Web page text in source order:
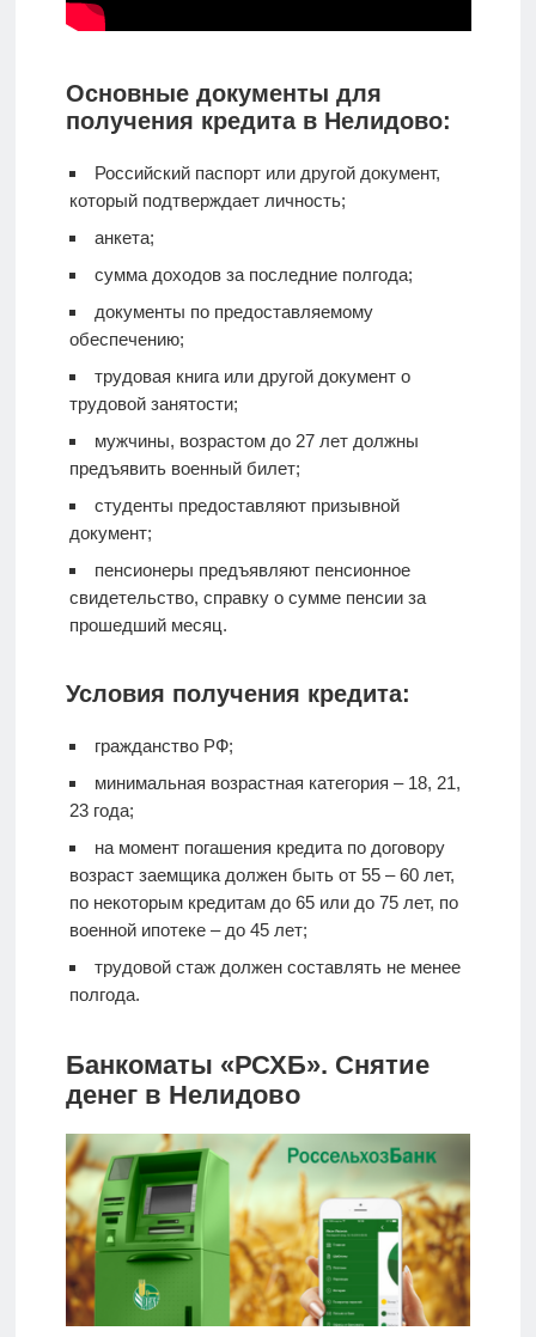
Основные документы для
получения кредита в Нелидово:
Российский паспорт или другой документ,
который подтверждает личность;
анкета;
сумма доходов за последние полгода;
документы по предоставляемому
обеспечению;
трудовая книга или другой документ о
трудовой занятости;
мужчины, возрастом до 27 лет должны
предъявить военный билет;
студенты предоставляют призывной
документ;
пенсионеры предъявляют пенсионное
свидетельство, справку о сумме пенсии за
прошедший месяц.
Условия получения кредита:
гражданство РФ;
минимальная возрастная категория – 18, 21,
23 года;
на момент погашения кредита по договору
возраст заемщика должен быть от 55 – 60 лет,
по некоторым кредитам до 65 или до 75 лет, по
военной ипотеке – до 45 лет;
трудовой стаж должен составлять не менее
полгода.
Банкоматы «РСХБ». Снятие
денег в Нелидово